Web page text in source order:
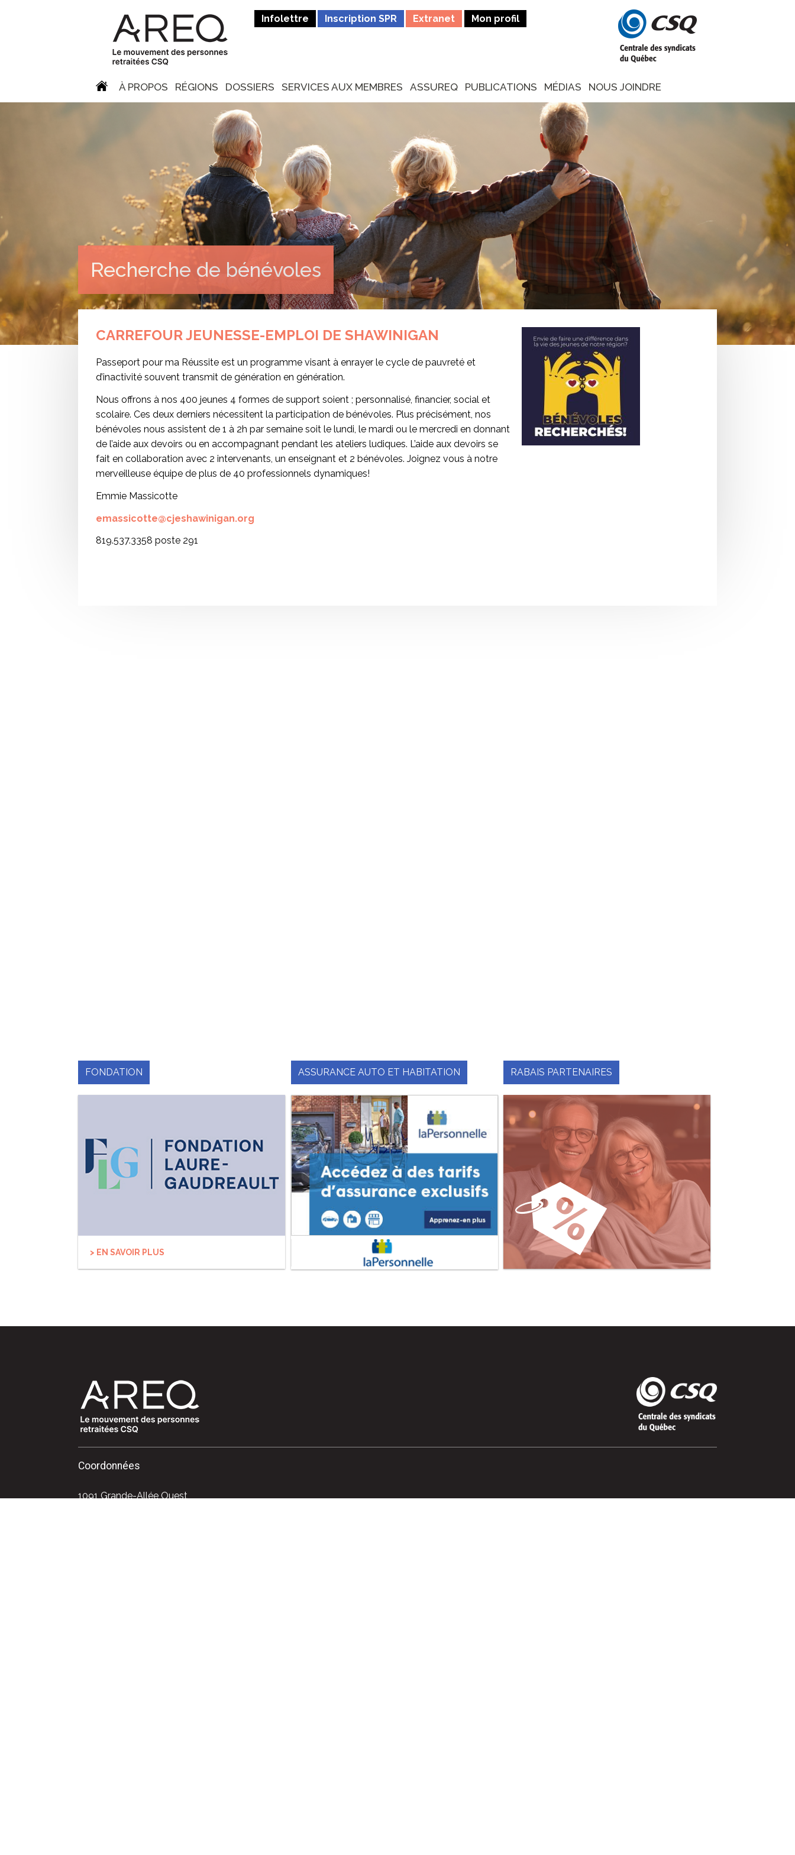
Infolettre Inscription SPR Extranet Mon profil
À PROPOS RÉGIONS DOSSIERS SERVICES AUX MEMBRES ASSUREQ PUBLICATIONS MÉDIAS NOUS JOINDRE
Recherche de bénévoles
CARREFOUR JEUNESSE-EMPLOI DE SHAWINIGAN
Passeport pour ma Réussite est un programme visant à enrayer le cycle de pauvreté et
d’inactivité souvent transmit de génération en génération.
Nous offrons à nos 400 jeunes 4 formes de support soient ; personnalisé, financier, social et
scolaire. Ces deux derniers nécessitent la participation de bénévoles. Plus précisément, nos
bénévoles nous assistent de 1 à 2h par semaine soit le lundi, le mardi ou le mercredi en donnant
de l’aide aux devoirs ou en accompagnant pendant les ateliers ludiques. L’aide aux devoirs se
fait en collaboration avec 2 intervenants, un enseignant et 2 bénévoles. Joignez vous à notre
merveilleuse équipe de plus de 40 professionnels dynamiques!
Emmie Massicotte
emassicotte@cjeshawinigan.org
819.537.3358 poste 291
FONDATION
> EN SAVOIR PLUS
ASSURANCE AUTO ET HABITATION RABAIS PARTENAIRES
Coordonnées
1091 Grande-Allée Ouest